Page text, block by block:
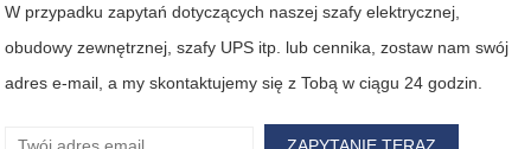
W przypadku zapytań dotyczących naszej szafy elektrycznej,
obudowy zewnętrznej, szafy UPS itp. lub cennika, zostaw nam swój
adres e-mail, a my skontaktujemy się z Tobą w ciągu 24 godzin.